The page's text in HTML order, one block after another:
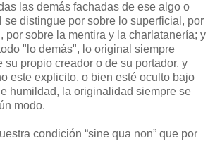
las demás fachadas de ese algo o
se distingue por sobre lo superficial, por
por sobre la mentira y la charlatanería; y
"lo demás", lo original siempre
propio creador o de su portador, y
este explicito, o bien esté oculto bajo
humildad, la originalidad siempre se
modo.
condición “sine qua non” que por